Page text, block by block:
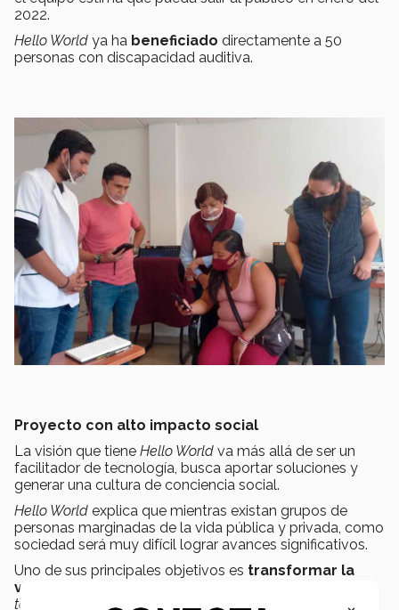
2022.
Hello World ya ha beneficiado directamente a 50
personas con discapacidad auditiva.
Proyecto con alto impacto social
La visión que tiene Hello World va más allá de ser un
facilitador de tecnología, busca aportar soluciones y
generar una cultura de conciencia social.
Hello World explica que mientras existan grupos de
personas marginadas de la vida pública y privada, como
sociedad será muy difícil lograr avances significativos.
Uno de sus principales objetivos es transformar la
vida de las personas,
todos o no es nadie”.
Es por ello que la inclusión de